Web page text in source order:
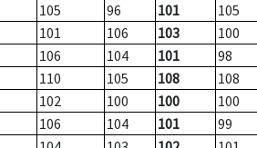
105 96 101
105
101 106 103
100
106 104 101
98
110 105 108
108
102 100 100
100
106 104 101
99